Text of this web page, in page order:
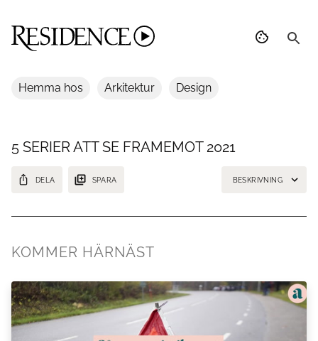
Hemma hos Arkitektur Design
5 SERIER ATT SE FRAMEMOT 2021
DELA SPARA BESKRIVNING
KOMMER HÄRNÄST